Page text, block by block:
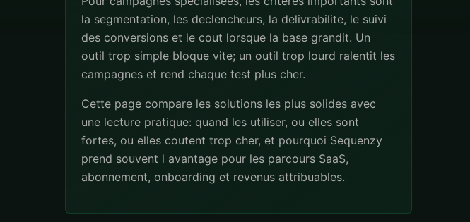
la segmentation, les declencheurs, la delivrabilite, le suivi
des conversions et le cout lorsque la base grandit. Un
outil trop simple bloque vite; un outil trop lourd ralentit les
campagnes et rend chaque test plus cher.
Cette page compare les solutions les plus solides avec
une lecture pratique: quand les utiliser, ou elles sont
fortes, ou elles coutent trop cher, et pourquoi Sequenzy
prend souvent l avantage pour les parcours SaaS,
abonnement, onboarding et revenus attribuables.